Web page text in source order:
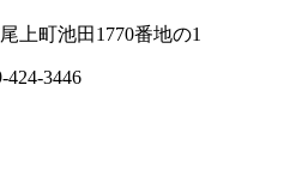
上町池田1770番地の1
424-3446